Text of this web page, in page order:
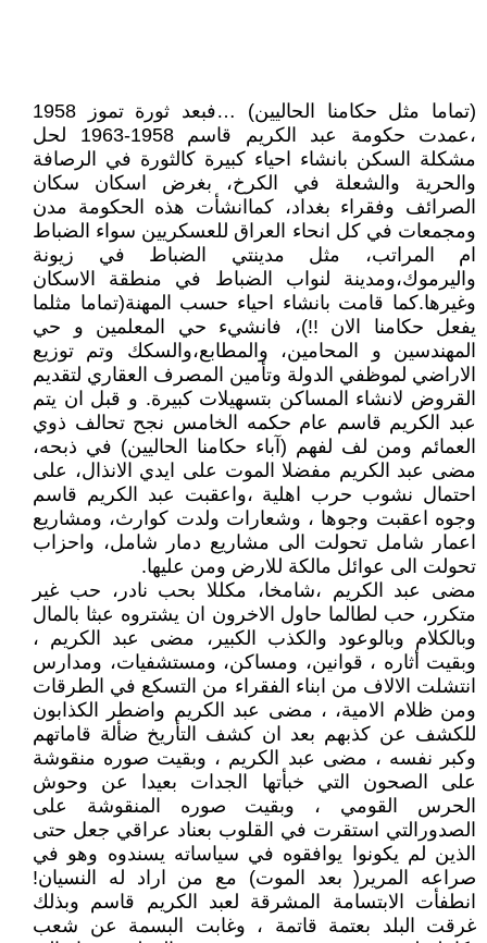
(تماما مثل حكامنا الحاليين) …فبعد ثورة تموز 1958
،عمدت حكومة عبد الكريم قاسم 1958-1963 لحل
مشكلة السكن بانشاء احياء كبيرة كالثورة في الرصافة
والحرية والشعلة في الكرخ، بغرض اسكان سكان
الصرائف وفقراء بغداد، كماانشأت هذه الحكومة مدن
ومجمعات في كل انحاء العراق للعسكريين سواء الضباط
ام المراتب، مثل مدينتي الضباط في زيونة
واليرموك،ومدينة لنواب الضباط في منطقة الاسكان
وغيرها.كما قامت بانشاء احياء حسب المهنة(تماما مثلما
يفعل حكامنا الان !!)، فانشيء حي المعلمين و حي
المهندسين و المحامين، والمطابع،والسكك وتم توزيع
الاراضي لموظفي الدولة وتأمين المصرف العقاري لتقديم
القروض لانشاء المساكن بتسهيلات كبيرة. و قبل ان يتم
عبد الكريم قاسم عام حكمه الخامس نجح تحالف ذوي
العمائم ومن لف لفهم (آباء حكامنا الحاليين) في ذبحه،
مضى عبد الكريم مفضلا الموت على ايدي الانذال، على
احتمال نشوب حرب اهلية ،واعقبت عبد الكريم قاسم
وجوه اعقبت وجوها ، وشعارات ولدت كوارث، ومشاريع
اعمار شامل تحولت الى مشاريع دمار شامل، واحزاب
تحولت الى عوائل مالكة للارض ومن عليها.
مضى عبد الكريم ،شامخا، مكللا بحب نادر، حب غير
متكرر، حب لطالما حاول الاخرون ان يشتروه عبثا بالمال
وبالكلام وبالوعود والكذب الكبير، مضى عبد الكريم ،
وبقيت أثاره ، قوانين، ومساكن، ومستشفيات، ومدارس
انتشلت الالاف من ابناء الفقراء من التسكع في الطرقات
ومن ظلام الامية، ، مضى عبد الكريم واضطر الكذابون
للكشف عن كذبهم بعد ان كشف التأريخ ضألة قاماتهم
وكبر نفسه ، مضى عبد الكريم ، وبقيت صوره منقوشة
على الصحون التي خبأتها الجدات بعيدا عن وحوش
الحرس القومي ، وبقيت صوره المنقوشة على
الصدورالتي استقرت في القلوب بعناد عراقي جعل حتى
الذين لم يكونوا يوافقوه في سياساته يسندوه وهو في
صراعه المرير( بعد الموت) مع من اراد له النسيان!
انطفأت الابتسامة المشرقة لعبد الكريم قاسم وبذلك
غرقت البلد بعتمة قاتمة ، وغابت البسمة عن شعب